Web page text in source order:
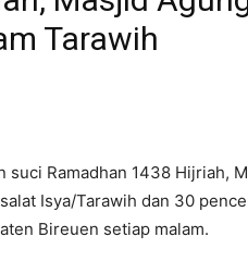
Tarawih
suci Ramadhan 1438 Hijriah,
Isya/Tarawih dan 30
Bireuen setiap malam.